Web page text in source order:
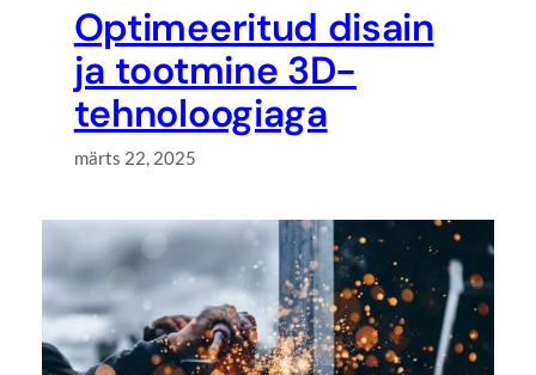
Optimeeritud disain
ja tootmine 3D-
tehnoloogiaga
märts 22, 2025